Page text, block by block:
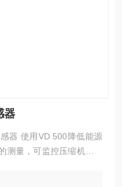
器
器 使用VD 500降低能源
测量，可监控压缩机的输